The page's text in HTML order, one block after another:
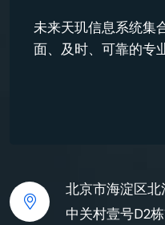
未来天玑信息系统集
面、及时、可靠的专
北京市海淀区北
中关村壹号D2栋